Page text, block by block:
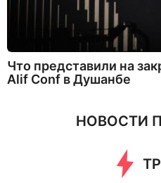
Что представили на
Alif Conf в Душанбе
НОВОСТИ